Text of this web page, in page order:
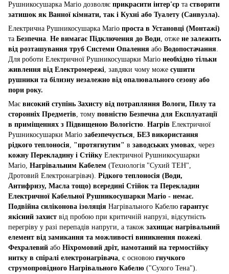
Рушникосушарка Mario дозволяє прикрасити інтер'єр та створити
затишок як Ванної кімнати, так і Кухні або Туалету (Санвузла).
Електрична Рушникосушарка Mario проста в Установці (Монтажі)
та Безпечна. Не вимагає Підключення до Води, отже не залежить
від розташування труб Системи Опалення або Водопостачання.
Для роботи Електричної Рушникосушарки Mario необхідно тільки
живлення від Електромережі, завдяки чому може сушити
рушники та білизну незалежно від опалювального сезону або
пори року.
Має високий ступінь Захисту від потрапляння Вологи, Пилу та
сторонніх Предметів, тому повністю Безпечна для Експлуатації
в приміщеннях з Підвищеною Вологістю. Нагрів Електричної
Рушникосушарки Mario забезпечується, БЕЗ використання
рідкого теплоносія, "протягнутим" в заводських умовах, через
кожну Перекладину і Стійку Електричної Рушникосушарки
Mario, Нагрівальним Кабелем (Технологія "Сухий ТЕН",
Дротовий Електронагрівач). Рідкого теплоносія (Води,
Антифризу, Масла тощо) всередині Стійок та Перекладин
Електричної Кабельної Рушникосушарки Mario - немає.
Подвійна силіконова ізоляція Нагрівального Кабелю гарантує
якісний захист від пробою при критичній напрузі, відсутність
перегріву у разі перепадів напруги, а також захищає нагрівальний
елемент від замикання та можливості виникнення пожежі.
Фехралевий або Ніхромовий дріт, намотаний на термостійку
нитку в спіралі електронагрівача, є основою гнучкого
струмопровідного Нагрівального Кабелю ("Сухого Тена").